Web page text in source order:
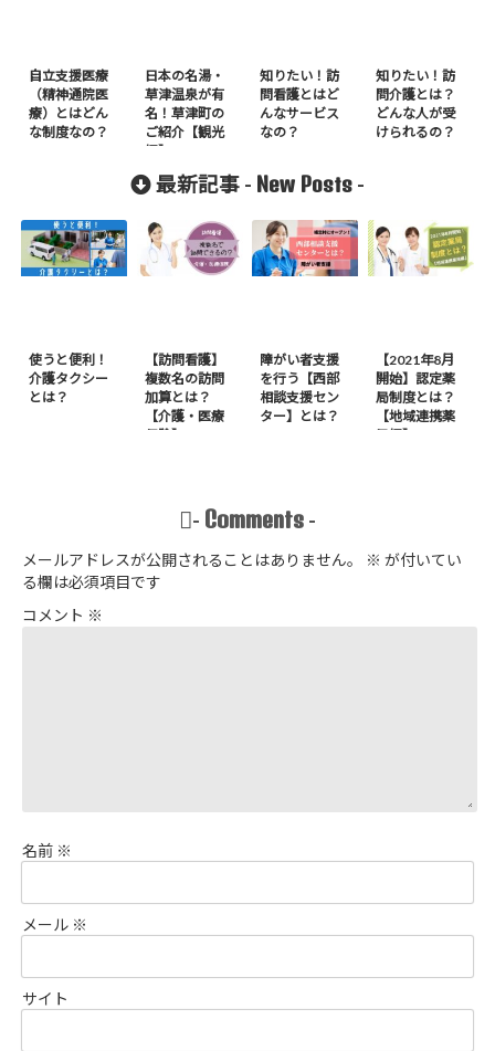
自立支援医療
（精神通院医
療）とはどん
な制度なの？
日本の名湯・
草津温泉が有
名！草津町の
ご紹介【観光
編】
知りたい！訪
問看護とはど
んなサービス
なの？
知りたい！訪
問介護とは？
どんな人が受
けられるの？
最新記事 - New Posts -
使うと便利！
介護タクシー
とは？
【訪問看護】
複数名の訪問
加算とは？
【介護・医療
保険】
障がい者支援
を行う【西部
相談支援セン
ター】とは？
【2021年8月
開始】認定薬
局制度とは？
【地域連携薬
局編】
- Comments -
メールアドレスが公開されることはありません。 ※ が付いてい
る欄は必須項目です
コメント ※
名前 ※
メール ※
サイト